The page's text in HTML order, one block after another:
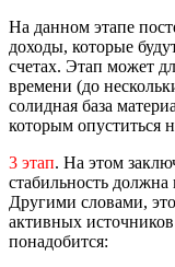
На данном этапе
доходы, которые
счетах. Этап может
времени (до
солидная база
которым опуститься
3 этап. На этом
стабильность
Другими словами,
активных
понадобится: